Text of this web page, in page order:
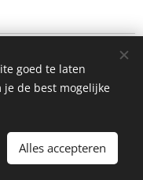
goed te laten
de best mogelijke
Alles accepteren